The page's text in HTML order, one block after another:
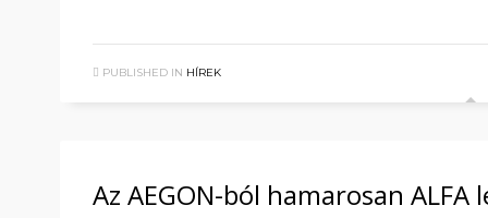
PUBLISHED IN HÍREK
Az AEGON-ból hamarosan ALFA